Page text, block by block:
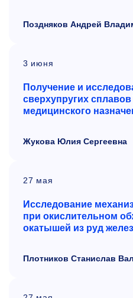
Поздняков Андрей
3 июня
Получение и
сверхупругих
медицинского
Жукова Юлия Сергеевна
27 мая
Исследование
при окислительном
окатышей из руд
Плотников Станислав